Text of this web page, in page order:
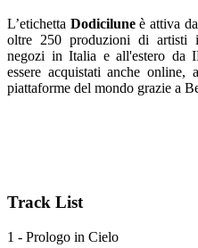
L’etichetta Dodiciluneè attiva
oltre 250 produzioni di artisti
negozi in Italia e all'estero da
essere acquistati anche online,
piattaforme del mondo grazie a
Track List
1 - Prologo in Cielo